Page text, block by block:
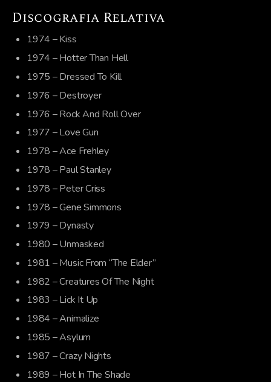
Discografia Relativa
1974 – Kiss
1974 – Hotter Than Hell
1975 – Dressed To Kill
1976 – Destroyer
1976 – Rock And Roll Over
1977 – Love Gun
1978 – Ace Frehley
1978 – Paul Stanley
1978 – Peter Criss
1978 – Gene Simmons
1979 – Dynasty
1980 – Unmasked
1981 – Music From “The Elder”
1982 – Creatures Of The Night
1983 – Lick It Up
1984 – Animalize
1985 – Asylum
1987 – Crazy Nights
1989 – Hot In The Shade